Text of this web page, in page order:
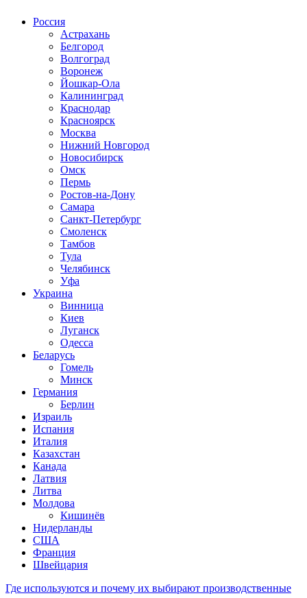
Россия
Астрахань
Белгород
Волгоград
Воронеж
Йошкар-Ола
Калининград
Краснодар
Красноярск
Москва
Нижний Новгород
Новосибирск
Омск
Пермь
Ростов-на-Дону
Самара
Санкт-Петербург
Смоленск
Тамбов
Тула
Челябинск
Уфа
Украина
Винница
Киев
Луганск
Одесса
Беларусь
Гомель
Минск
Германия
Берлин
Израиль
Испания
Италия
Казахстан
Канада
Латвия
Литва
Молдова
Кишинёв
Нидерланды
США
Франция
Швейцария
Где используются и почему их выбирают производственные